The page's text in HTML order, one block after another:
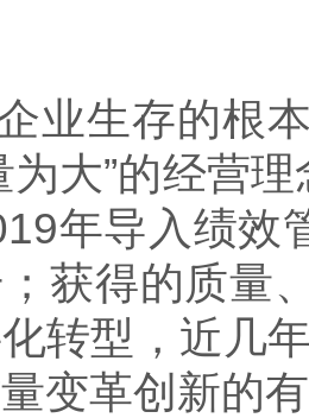
业生存的根
为大”的经营
年导入绩效
获得的质量
转型，近几
变革创新的